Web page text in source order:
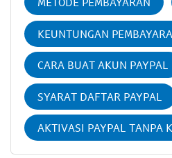
KEUNTUNGAN
CARA BUAT AKUN PAYPAL
SYARAT DAFTAR PAYPAL
AKTIVASI PAYPAL TANPA